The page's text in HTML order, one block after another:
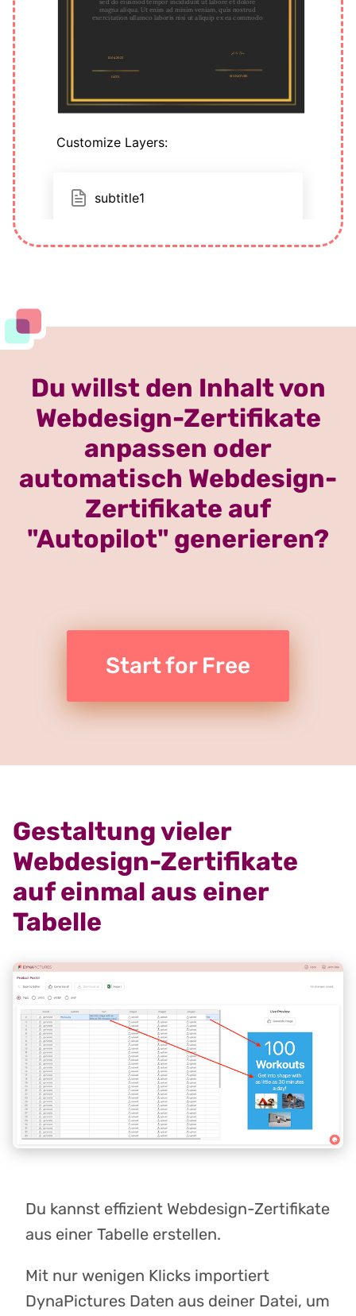
Du willst den Inhalt von
Webdesign-Zertifikate
anpassen oder
automatisch Webdesign-
Zertifikate auf
"Autopilot" generieren?
Start for Free
Gestaltung vieler
Webdesign-Zertifikate
auf einmal aus einer
Tabelle
Du kannst effizient Webdesign-Zertifikate
aus einer Tabelle erstellen.
Mit nur wenigen Klicks importiert
DynaPictures Daten aus deiner Datei, um